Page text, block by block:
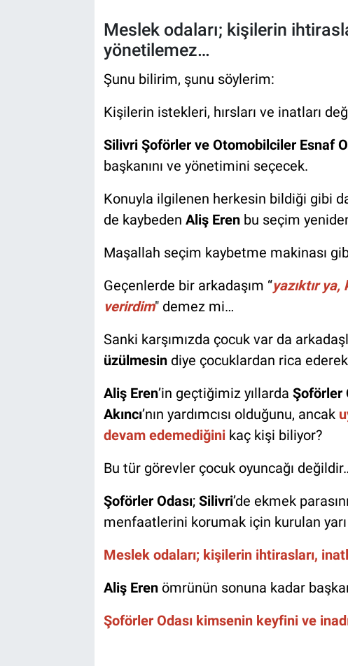
Meslek odaları; kişilerin
yönetilemez…
Şunu bilirim, şunu söylerim:
Kişilerin istekleri, hırsları ve inatları
Silivri Şoförler ve Otomobilciler Esnaf
başkanını ve yönetimini seçecek.
Konuyla ilgilenen herkesin bildiği gibi
de kaybeden Aliş Erenbu seçim
Maşallah seçim kaybetme makinası
Geçenlerde bir arkadaşım “yazıktır ya,
verirdim" demez mi…
Sanki karşımızda çocuk var da
üzülmesindiye çocuklardan rica
Aliş Eren’in geçtiğimiz yıllarda Şoförler
Akıncı’nın yardımcısı olduğunu, ancak
devam edemediğini kaç kişi biliyor?
Bu tür görevler çocuk oyuncağı
Şoförler Odası; Silivri’de ekmek
menfaatlerini korumak için kurulan
Meslek odaları; kişilerin ihtirasları,
Aliş Erenömrünün sonuna kadar
Şoförler Odası kimsenin keyfini ve